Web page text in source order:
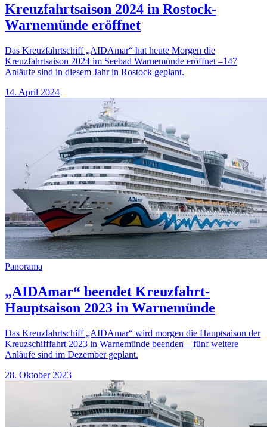
Kreuzfahrtsaison 2024 in Rostock-
Warnemünde eröffnet
Das Kreuzfahrtschiff „AIDAmar“ hat heute Morgen die
Kreuzfahrtsaison 2024 im Seebad Warnemünde eröffnet –147
Anläufe sind in diesem Jahr in Rostock geplant.
14. April 2024
Panorama
„AIDAmar“ beendet Kreuzfahrt-
Hauptsaison 2023 in Warnemünde
Das Kreuzfahrtschiff „AIDAmar“ wird morgen die Hauptsaison der
Kreuzschifffahrt 2023 in Warnemünde beenden – fünf weitere
Anläufe sind im Dezember geplant.
28. Oktober 2023